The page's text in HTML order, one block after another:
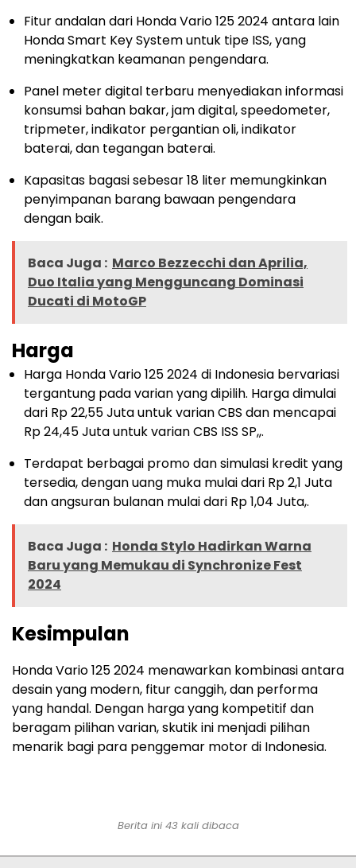
Fitur andalan dari Honda Vario 125 2024 antara lain
Honda Smart Key System untuk tipe ISS, yang
meningkatkan keamanan pengendara.
Panel meter digital terbaru menyediakan informasi
konsumsi bahan bakar, jam digital, speedometer,
tripmeter, indikator pergantian oli, indikator
baterai, dan tegangan baterai.
Kapasitas bagasi sebesar 18 liter memungkinkan
penyimpanan barang bawaan pengendara
dengan baik.
Baca Juga : Marco Bezzecchi dan Aprilia,
Duo Italia yang Mengguncang Dominasi
Ducati di MotoGP
Harga
Harga Honda Vario 125 2024 di Indonesia bervariasi
tergantung pada varian yang dipilih. Harga dimulai
dari Rp 22,55 Juta untuk varian CBS dan mencapai
Rp 24,45 Juta untuk varian CBS ISS SP,,.
Terdapat berbagai promo dan simulasi kredit yang
tersedia, dengan uang muka mulai dari Rp 2,1 Juta
dan angsuran bulanan mulai dari Rp 1,04 Juta,.
Baca Juga : Honda Stylo Hadirkan Warna
Baru yang Memukau di Synchronize Fest
2024
Kesimpulan
Honda Vario 125 2024 menawarkan kombinasi antara
desain yang modern, fitur canggih, dan performa
yang handal. Dengan harga yang kompetitif dan
beragam pilihan varian, skutik ini menjadi pilihan
menarik bagi para penggemar motor di Indonesia.
Berita ini 43 kali dibaca